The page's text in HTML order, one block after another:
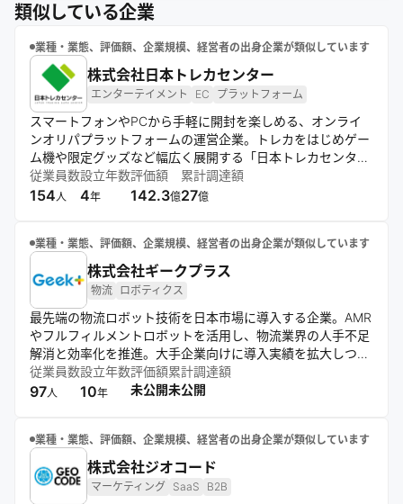
類似している企業
業種・業態、評価額、企業規模、経営者の出身企業が類似しています
株式会社日本トレカセンター
エンターテイメント EC プラットフォーム
スマートフォンやPCから手軽に開封を楽しめる、オンライ
ンオリパプラットフォームの運営企業。トレカをはじめゲー
ム機や限定グッズなど幅広く展開する「日本トレカセンタ
ー」を運営。獲得商品の配送やポイント交換を自由に選べる
システムを強みに、日本の優れたトレカ文化を世界へ届ける
従業員数
154 人
設立年数
4年
評価額
142.3億
累計調達額
27億
業種・業態、評価額、企業規模、経営者の出身企業が類似しています
株式会社ギークプラス
物流 ロボティクス
最先端の物流ロボット技術を日本市場に導入する企業。AMR
やフルフィルメントロボットを活用し、物流業界の人手不足
解消と効率化を推進。大手企業向けに導入実績を拡大しつ
つ、ワンストップのソリューション提供と日本市場向けカス
タマイズに注力。新たなシェアリングモデルも展開中。
従業員数
97人
設立年数
10年
評価額
未公開
累計調達額
未公開
業種・業態、評価額、企業規模、経営者の出身企業が類似しています
株式会社ジオコード
マーケティング SaaS B2B